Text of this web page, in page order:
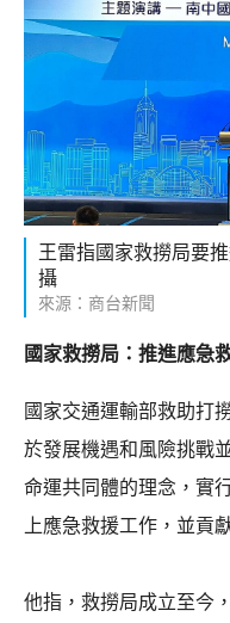
王雷指國家救撈局要
攝
來源：商台新聞
國家救撈局：推進應急
國家交通運輸部救助打
於發展機遇和風險挑戰
命運共同體的理念，實
上應急救援工作，並貢
他指，救撈局成立至今